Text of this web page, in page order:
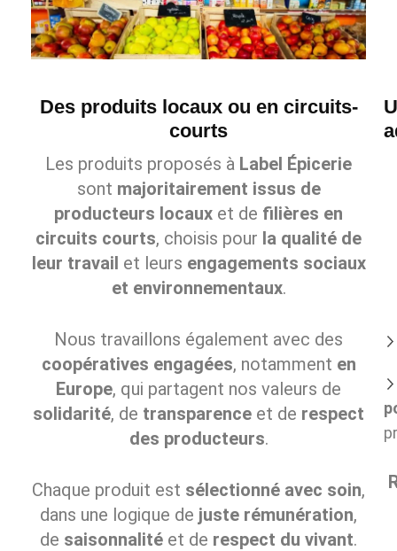
Des produits locaux ou en circuits-
courts
Les produits proposés à Label Épicerie
sont majoritairement issus de
producteurs locaux et de filières en
circuits courts, choisis pour la qualité de
leur travail et leurs engagements sociaux
et environnementaux.
Nous travaillons également avec des
coopératives engagées, notamment en
Europe, qui partagent nos valeurs de
solidarité, de transparence et de respect
des producteurs.
Chaque produit est sélectionné avec soin,
dans une logique de juste rémunération,
de saisonnalité et de respect du vivant.